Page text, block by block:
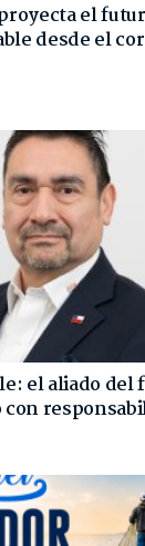
el
desde el
el aliado del